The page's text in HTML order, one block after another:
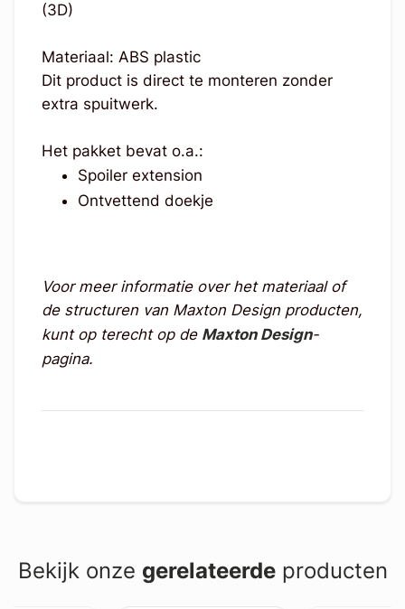
(3D)
Materiaal: ABS plastic
Dit product is direct te monteren zonder
extra spuitwerk.
Het pakket bevat o.a.:
Spoiler extension
Ontvettend doekje
Voor meer informatie over het materiaal of
de structuren van Maxton Design producten,
kunt op terecht op de Maxton Design-
pagina.
Bekijk onze gerelateerdeproducten